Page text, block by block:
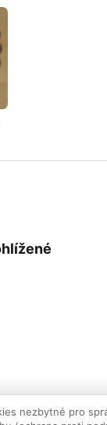
| Vzhled:světlý
nezbytné pro